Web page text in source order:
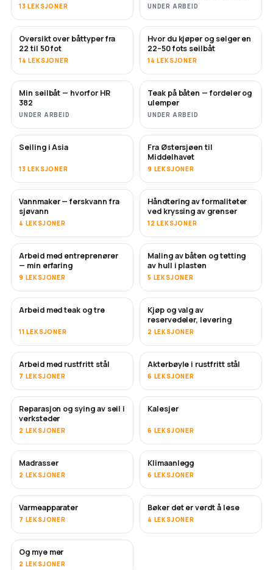
13 LEKSJONER UNDER ARBEID
SNART
Oversikt over båttyper fra
22 til 50 fot
14 LEKSJONER
SNART
Hvor du kjøper og selger en
22–50 fots seilbåt
14 LEKSJONER
SNART
Min seilbåt — hvorfor HR
382
UNDER ARBEID
SNART
Teak på båten — fordeler og
ulemper
UNDER ARBEID
SNART
Seiling i Asia
13 LEKSJONER
SNART
Fra Østersjøen til
Middelhavet
9 LEKSJONER
SNART
Vannmaker — ferskvann fra
sjøvann
4 LEKSJONER
Håndtering av formaliteter
ved kryssing av grenser
12 LEKSJONER
SNART
Arbeid med entreprenører
— min erfaring
9 LEKSJONER
SNART
Maling av båten og tetting
av hull i plasten
5 LEKSJONER
Arbeid med teak og tre
11 LEKSJONER
SNART
Kjøp og valg av
reservedeler, levering
2 LEKSJONER
SNART
Arbeid med rustfritt stål
7 LEKSJONER
Akterbøyle i rustfritt stål
6 LEKSJONER
SNART
Reparasjon og sying av seil i
verksteder
2 LEKSJONER
Kalesjer
6 LEKSJONER
Madrasser
2 LEKSJONER
SNART
Klimaanlegg
6 LEKSJONER
SNART
Varmeapparater
7 LEKSJONER
SNART
Bøker det er verdt å lese
4 LEKSJONER
SNART
Og mye mer
2 LEKSJONER